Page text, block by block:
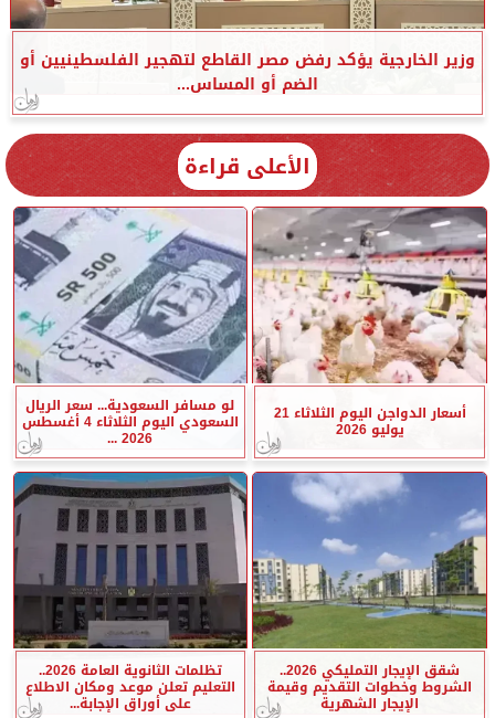
وزير الخارجية يؤكد رفض مصر القاطع لتهجير الفلسطينيين أو
الضم أو المساس...
الأعلى قراءة
أسعار الدواجن اليوم الثلاثاء 21
يوليو 2026
لو مسافر السعودية... سعر الريال
السعودي اليوم الثلاثاء 4 أغسطس
2026 ...
شقق الإيجار التمليكي 2026..
الشروط وخطوات التقديم وقيمة
الإيجار الشهرية
تظلمات الثانوية العامة 2026..
التعليم تعلن موعد ومكان الاطلاع
على أوراق الإجابة...